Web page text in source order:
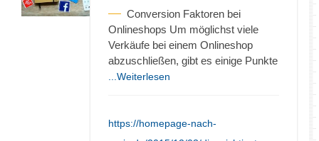
Conversion Faktoren bei
Onlineshops Um möglichst viele
Verkäufe bei einem Onlineshop
abzuschließen, gibt es einige Punkte
...Weiterlesen
https://homepage-nach-